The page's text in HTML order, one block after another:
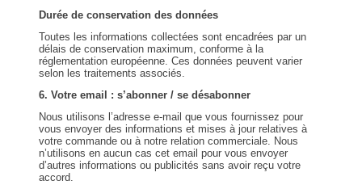
Durée de conservation des données
Toutes les informations collectées sont encadrées par un
délais de conservation maximum, conforme à la
réglementation européenne. Ces données peuvent varier
selon les traitements associés.
6. Votre email : s’abonner / se désabonner
Nous utilisons l’adresse e-mail que vous fournissez pour
vous envoyer des informations et mises à jour relatives à
votre commande ou à notre relation commerciale. Nous
n’utilisons en aucun cas cet email pour vous envoyer
d’autres informations ou publicités sans avoir reçu votre
accord.